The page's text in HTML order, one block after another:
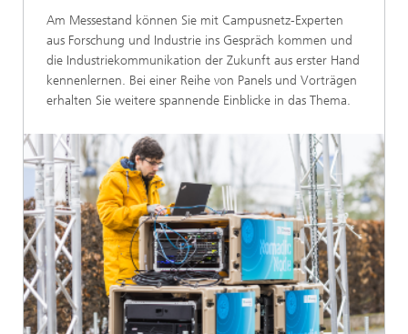
Am Messestand können Sie mit Campusnetz-Experten
aus Forschung und Industrie ins Gespräch kommen und
die Industriekommunikation der Zukunft aus erster Hand
kennenlernen. Bei einer Reihe von Panels und Vorträgen
erhalten Sie weitere spannende Einblicke in das Thema.